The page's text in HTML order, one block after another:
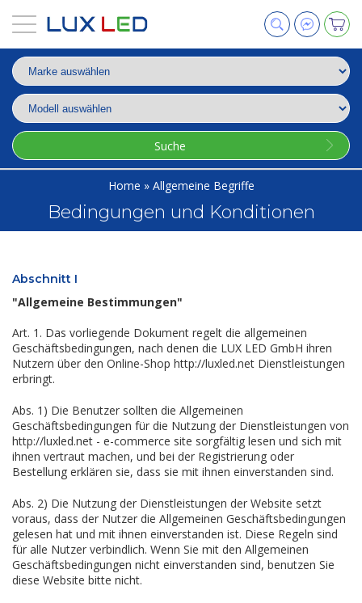
Suche
Home » Allgemeine Begriffe
Bedingungen und Konditionen
Abschnitt I
"Allgemeine Bestimmungen"
Art. 1. Das vorliegende Dokument regelt die allgemeinen
Geschäftsbedingungen, nach denen die LUX LED GmbH ihren
Nutzern über den Online-Shop http://luxled.net Dienstleistungen
erbringt.
Abs. 1) Die Benutzer sollten die Allgemeinen
Geschäftsbedingungen für die Nutzung der Dienstleistungen von
http://luxled.net - e-commerce site sorgfältig lesen und sich mit
ihnen vertraut machen, und bei der Registrierung oder
Bestellung erklären sie, dass sie mit ihnen einverstanden sind.
Abs. 2) Die Nutzung der Dienstleistungen der Website setzt
voraus, dass der Nutzer die Allgemeinen Geschäftsbedingungen
gelesen hat und mit ihnen einverstanden ist. Diese Regeln sind
für alle Nutzer verbindlich. Wenn Sie mit den Allgemeinen
Geschäftsbedingungen nicht einverstanden sind, benutzen Sie
diese Website bitte nicht.